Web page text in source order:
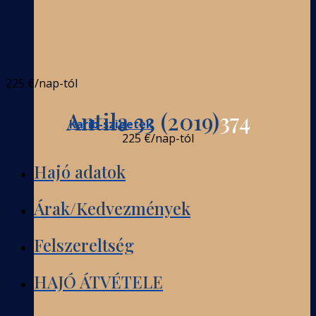
Karib-szigetek
225 €/nap-tól
Antila 33 (2019)374
225 €/nap-tól
Hajó adatok
Árak/Kedvezmények
Felszereltség
HAJÓ ÁTVÉTELE